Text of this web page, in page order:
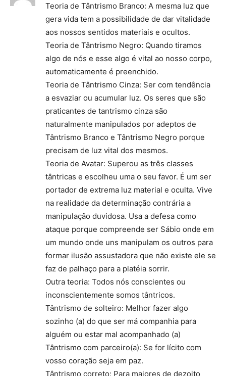
Teoria de Tântrismo Branco: A mesma luz que
gera vida tem a possibilidade de dar vitalidade
aos nossos sentidos materiais e ocultos.
Teoria de Tântrismo Negro: Quando tiramos
algo de nós e esse algo é vital ao nosso corpo,
automaticamente é preenchido.
Teoria de Tântrismo Cinza: Ser com tendência
a esvaziar ou acumular luz. Os seres que são
praticantes de tantrismo cinza são
naturalmente manipulados por adeptos de
Tântrismo Branco e Tântrismo Negro porque
precisam de luz vital dos mesmos.
Teoria de Avatar: Superou as três classes
tântricas e escolheu uma o seu favor. É um ser
portador de extrema luz material e oculta. Vive
na realidade da determinação contrária a
manipulação duvidosa. Usa a defesa como
ataque porque compreende ser Sábio onde em
um mundo onde uns manipulam os outros para
formar ilusão assustadora que não existe ele se
faz de palhaço para a platéia sorrir.
Outra teoria: Todos nós conscientes ou
inconscientemente somos tântricos.
Tântrismo de solteiro: Melhor fazer algo
sozinho (a) do que ser má companhia para
alguém ou estar mal acompanhado (a)
Tântrismo com parceiro(a): Se for lícito com
vosso coração seja em paz.
Tântrismo correto: Para maiores de dezoito